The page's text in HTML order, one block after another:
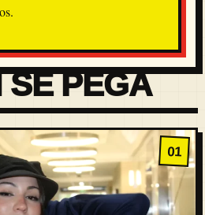
SE PEGA
01